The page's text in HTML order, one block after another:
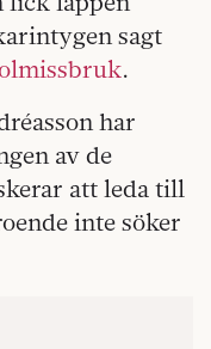
sagt
.
har
av de
att leda till
inte söker